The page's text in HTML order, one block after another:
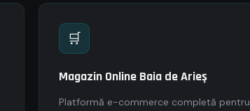
🛒
Magazin Online Baia de Arieş
Platformă e-commerce completă pentru